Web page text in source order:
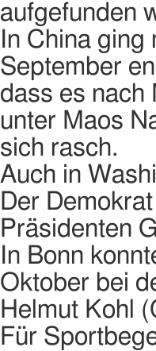
aufgefunden
In China
September
dass es nach
unter Maos
sich rasch.
Auch in
Der
Präsidenten
In Bonn
Oktober bei
Helmut Kohl
Für